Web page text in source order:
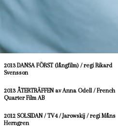
2016 FINASTE FAMILJEN / regi Staffan Lindberg
2014 LASSEMAJAS DETEKTIVBYRÅ / SF / regi
Walter Söderlund
2013 DANSA FÖRST (långfilm) / regi Rikard
Svensson
2013 ÅTERTRÄFFEN av Anna Odell / French
Quarter Film AB
2012 SOLSIDAN / TV4 / Jarowskij / regi Måns
Herngren